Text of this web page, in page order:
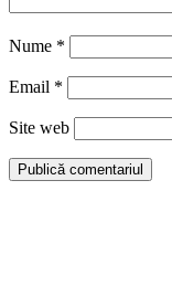
Nume *
Email *
Site web